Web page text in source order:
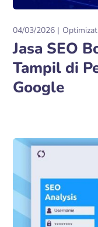
04/03/2026
Jasa SEO
Tampil di
Google